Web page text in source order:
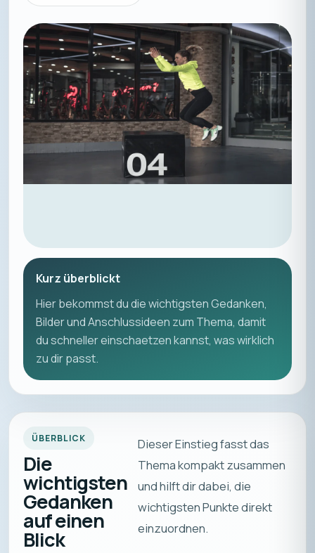
Kurz überblickt
Hier bekommst du die wichtigsten Gedanken,
Bilder und Anschlussideen zum Thema, damit
du schneller einschaetzen kannst, was wirklich
zu dir passt.
ÜBERBLICK
Die
wichtigsten
Gedanken
auf einen
Blick
Dieser Einstieg fasst das
Thema kompakt zusammen
und hilft dir dabei, die
wichtigsten Punkte direkt
einzuordnen.